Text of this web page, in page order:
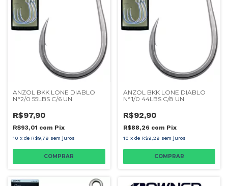
ANZOL BKK LONE DIABLO
N°2/0 55LBS C/6 UN
R$97,90
R$93,01 com Pix
10 x de R$9,79 sem juros
ANZOL BKK LONE DIABLO
N°1/0 44LBS C/8 UN
R$92,90
R$88,26 com Pix
10 x de R$9,29 sem juros